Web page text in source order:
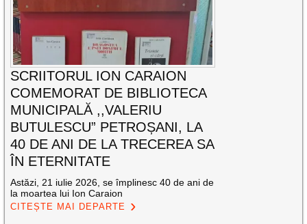
SCRIITORUL ION CARAION
COMEMORAT DE BIBLIOTECA
MUNICIPALĂ ,,VALERIU
BUTULESCU” PETROȘANI, LA
40 DE ANI DE LA TRECEREA SA
ÎN ETERNITATE
Astăzi, 21 iulie 2026, se împlinesc 40 de ani de
la moartea lui Ion Caraion
CITEȘTE MAI DEPARTE